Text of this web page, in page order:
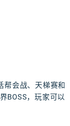
帮会战、天梯赛和
BOSS，玩家可以